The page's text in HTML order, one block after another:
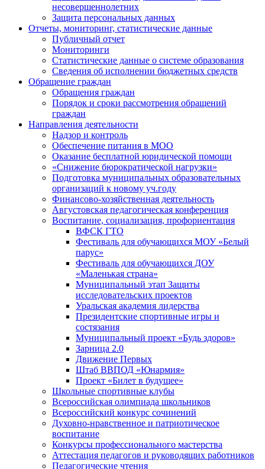
несовершеннолетних
Защита персональных данных
Отчеты, мониторинг, статистические данные
Публичный отчет
Мониторинги
Статистические данные о системе образования
Сведения об исполнении бюджетных средств
Обращение граждан
Обращения граждан
Порядок и сроки рассмотрения обращений
граждан
Направления деятельности
Надзор и контроль
Обеспечение питания в МОО
Оказание бесплатной юридической помощи
«Снижение бюрократической нагрузки»
Подготовка муниципальных образовательных
организаций к новому уч.году
Финансово-хозяйственная деятельность
Августовская педагогическая конференция
Воспитание, социализация, профориентация
ВФСК ГТО
Фестиваль для обучающихся МОУ «Белый
парус»
Фестиваль для обучающихся ДОУ
«Маленькая страна»
Муниципальный этап Защиты
исследовательских проектов
Уральская академия лидерства
Президентские спортивные игры и
состязания
Муниципальный проект «Будь здоров»
Зарница 2.0
Движение Первых
Штаб ВВПОД «Юнармия»
Проект «Билет в будущее»
Школьные спортивные клубы
Всероссийская олимпиада школьников
Всероссийский конкурс сочинений
Духовно-нравственное и патриотическое
воспитание
Конкурсы профессионального мастерства
Аттестация педагогов и руководящих работников
Педагогические чтения